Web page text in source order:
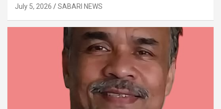
July 5, 2026 SABARI NEWS